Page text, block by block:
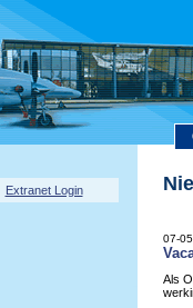
Extranet Login
07-
Als